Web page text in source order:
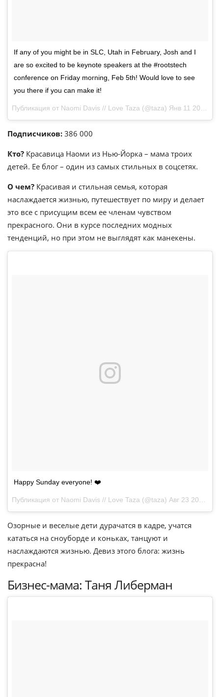
If any of you might be in SLC, Utah in February, Josh and I
are so excited to be keynote speakers at the #rootstech
conference on Friday morning, Feb 5th! Would love to see
you there if you can make it!
Публикация от Naomi Davis // Love Taza (@taza) Янв 11 2016 в 4:56 PST
Подписчиков: 386 000
Кто? Красавица Наоми из Нью-Йорка – мама троих
детей. Ее блог – один из самых стильных в соцсетях.
О чем? Красивая и стильная семья, которая
наслаждается жизнью, путешествует по миру и делает
это все с присущим всем ее членам чувством
прекрасного. Они в курсе последних модных
тенденций, но при этом не выглядят как манекены.
Happy Sunday everyone! ❤️
Публикация от Naomi Davis // Love Taza (@taza) Авг 23 2015 в 10:29 PDT
Озорные и веселые дети дурачатся в кадре, учатся
кататься на сноуборде и коньках, танцуют и
наслаждаются жизнью. Девиз этого блога: жизнь
прекрасна!
Бизнес-мама: Таня Либерман